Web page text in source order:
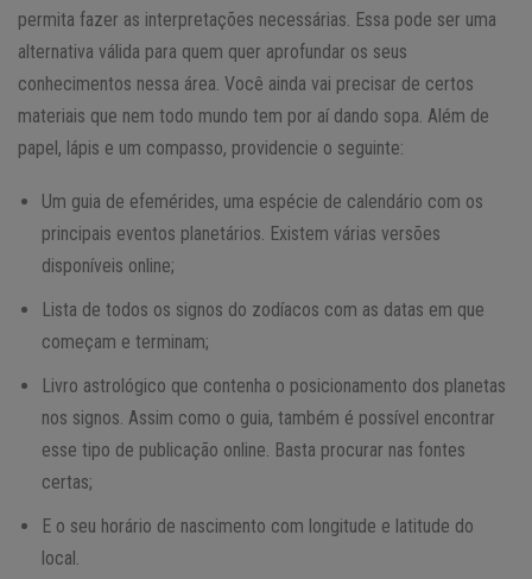
permita fazer as interpretações necessárias. Essa pode ser uma
alternativa válida para quem quer aprofundar os seus
conhecimentos nessa área. Você ainda vai precisar de certos
materiais que nem todo mundo tem por aí dando sopa. Além de
papel, lápis e um compasso, providencie o seguinte:
Um guia de efemérides, uma espécie de calendário com os
principais eventos planetários. Existem várias versões
disponíveis online;
Lista de todos os signos do zodíacos com as datas em que
começam e terminam;
Livro astrológico que contenha o posicionamento dos planetas
nos signos. Assim como o guia, também é possível encontrar
esse tipo de publicação online. Basta procurar nas fontes
certas;
E o seu horário de nascimento com longitude e latitude do
local.